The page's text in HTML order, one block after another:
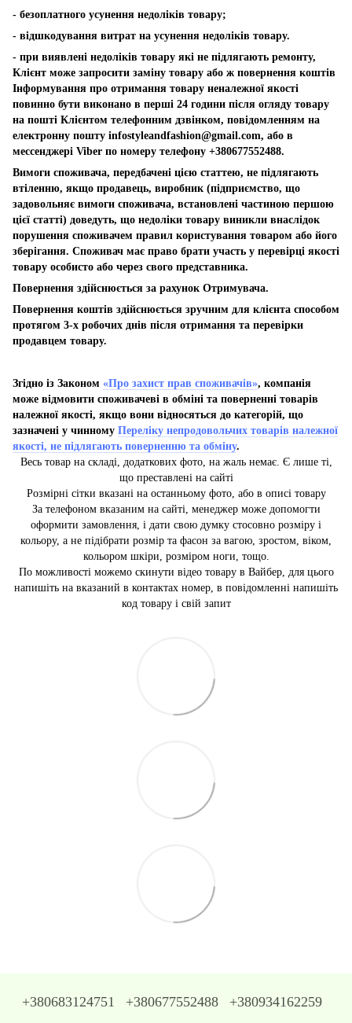
- безоплатного усунення недоліків товару;
- відшкодування витрат на усунення недоліків товару.
- при виявлені недоліків товару які не підлягають ремонту,
Клієнт може запросити заміну товару або ж повернення коштів
Інформування про отримання товару неналежної якості
повинно бути виконано в перші 24 години після огляду товару
на пошті Клієнтом телефонним дзвінком, повідомленням на
електронну пошту infostyleandfashion@gmail.com, або в
мессенджері Viber по номеру телефону +380677552488.
Вимоги споживача, передбачені цією статтею, не підлягають
втіленню, якщо продавець, виробник (підприємство, що
задовольняє вимоги споживача, встановлені частиною першою
цієї статті) доведуть, що недоліки товару виникли внаслідок
порушення споживачем правил користування товаром або його
зберігання. Споживач має право брати участь у перевірці якості
товару особисто або через свого представника.
Повернення здійснюється за рахунок Отримувача.
Повернення коштів здійснюється зручним для клієнта способом
протягом 3-х робочих днів після отримання та перевірки
продавцем товару.
Згідно із Законом «Про захист прав споживачів», компанія
може відмовити споживачеві в обміні та поверненні товарів
належної якості, якщо вони відносяться до категорій, що
зазначені у чинному Переліку непродовольчих товарів належної
якості, не підлягають поверненню та обміну.
Весь товар на складі, додаткових фото, на жаль немає. Є лише ті,
що преставлені на сайті
Розмірні сітки вказані на останньому фото, або в описі товару
За телефоном вказаним на сайті, менеджер може допомогти
оформити замовлення, і дати свою думку стосовно розміру і
кольору, а не підібрати розмір та фасон за вагою, зростом, віком,
кольором шкіри, розміром ноги, тощо.
По можливості можемо скинути відео товару в Вайбер, для цього
напишіть на вказаний в контактах номер, в повідомленні напишіть
код товару і свій запит
+380683124751 +380677552488 +380934162259